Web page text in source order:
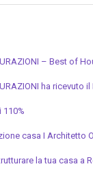
– Best of
ha ricevuto
casa I Architetto
la tua casa a